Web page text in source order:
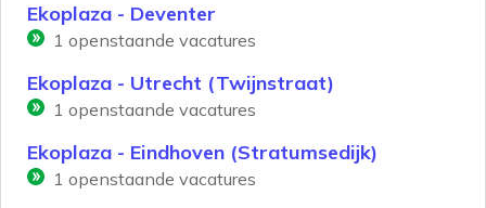
Ekoplaza - Deventer
1 openstaande vacatures
Ekoplaza - Utrecht (Twijnstraat)
1 openstaande vacatures
Ekoplaza - Eindhoven (Stratumsedijk)
1 openstaande vacatures